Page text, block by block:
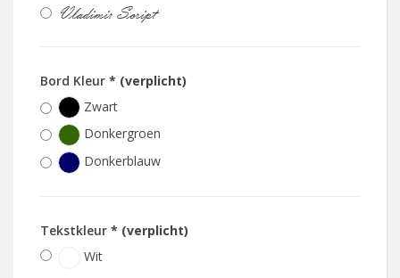
Vladimir Script
Bord Kleur * (verplicht)
Zwart
Donkergroen
Donkerblauw
Tekstkleur * (verplicht)
Wit